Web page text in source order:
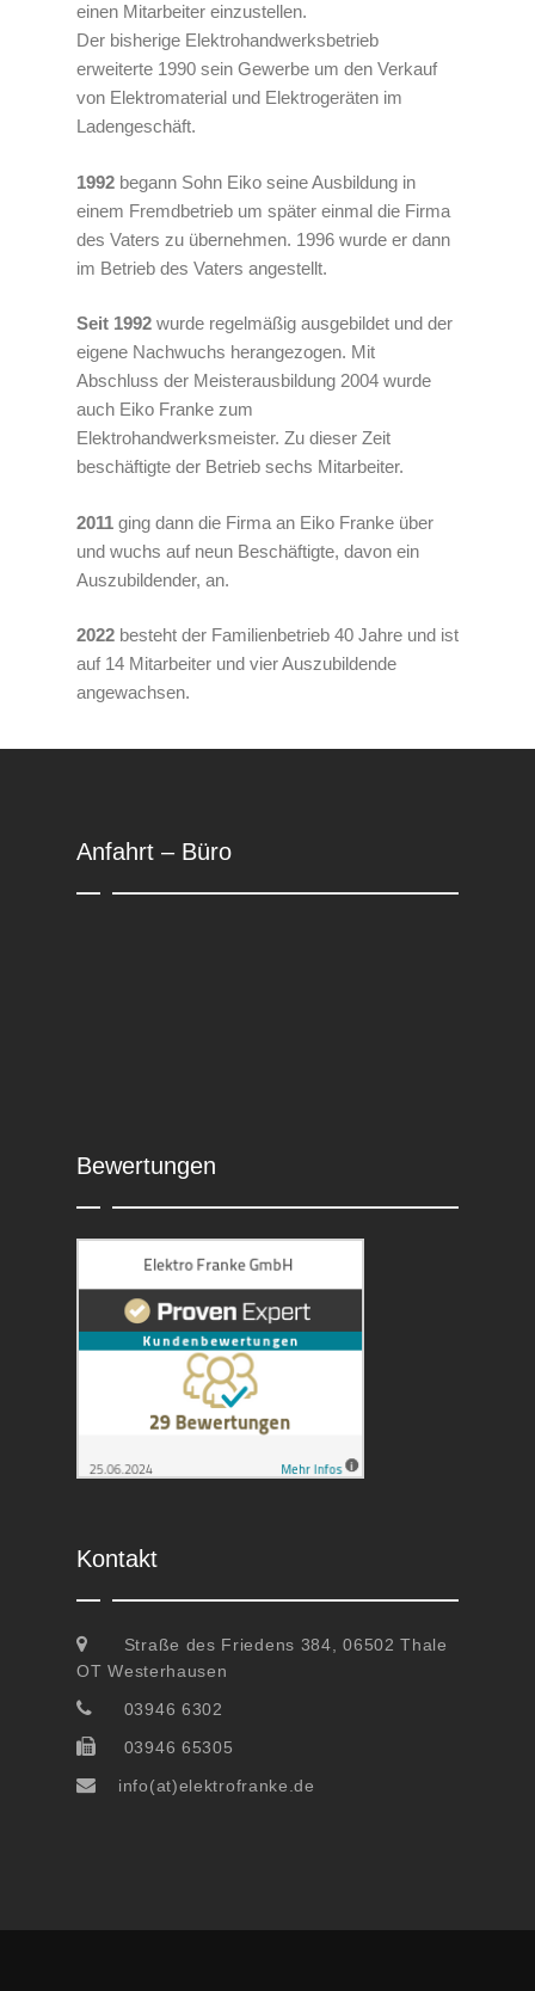
einen Mitarbeiter einzustellen.
Der bisherige Elektrohandwerksbetrieb
erweiterte 1990 sein Gewerbe um den Verkauf
von Elektromaterial und Elektrogeräten im
Ladengeschäft.
1992 begann Sohn Eiko seine Ausbildung in
einem Fremdbetrieb um später einmal die Firma
des Vaters zu übernehmen. 1996 wurde er dann
im Betrieb des Vaters angestellt.
Seit 1992 wurde regelmäßig ausgebildet und der
eigene Nachwuchs herangezogen. Mit
Abschluss der Meisterausbildung 2004 wurde
auch Eiko Franke zum
Elektrohandwerksmeister. Zu dieser Zeit
beschäftigte der Betrieb sechs Mitarbeiter.
2011 ging dann die Firma an Eiko Franke über
und wuchs auf neun Beschäftigte, davon ein
Auszubildender, an.
2022 besteht der Familienbetrieb 40 Jahre und ist
auf 14 Mitarbeiter und vier Auszubildende
angewachsen.
Anfahrt – Büro
Bewertungen
Kontakt
Straße des Friedens 384, 06502 Thale
OT Westerhausen
03946 6302
03946 65305
info(at)elektrofranke.de